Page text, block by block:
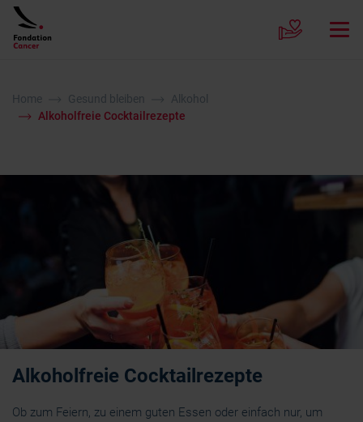
Home Gesund bleiben
Alkohol
Alkoholfreie Cocktailrezepte
Alkoholfreie Cocktailrezepte
Ob zum Feiern, zu einem guten Essen oder einfach nur, um